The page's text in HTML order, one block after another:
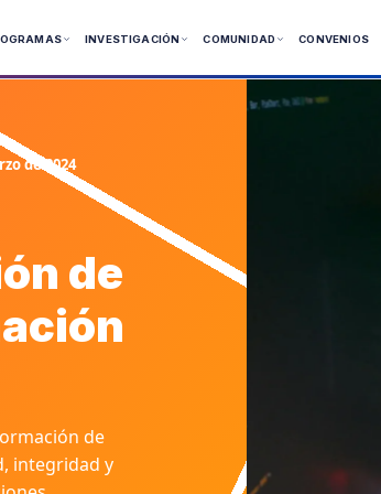
Presenciales
Virtuales
INVESTIGACIÓN COMUNIDAD CONVENIOS
de 2024
de
de
integridad y